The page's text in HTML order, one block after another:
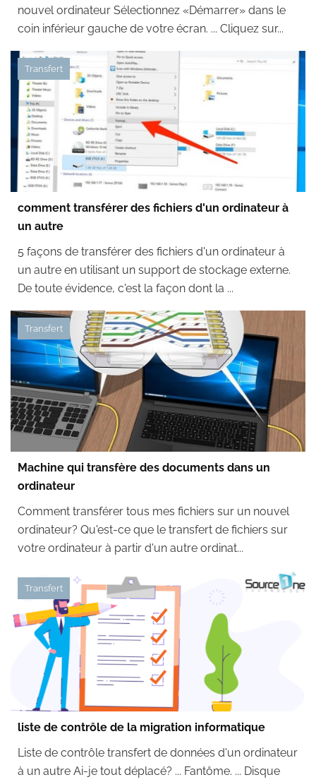
nouvel ordinateur Sélectionnez «Démarrer» dans le
coin inférieur gauche de votre écran. ... Cliquez sur...
Transfert
comment transférer des fichiers d'un ordinateur à
un autre
5 façons de transférer des fichiers d'un ordinateur à
un autre en utilisant un support de stockage externe.
De toute évidence, c'est la façon dont la ...
Transfert
Machine qui transfère des documents dans un
ordinateur
Comment transférer tous mes fichiers sur un nouvel
ordinateur? Qu'est-ce que le transfert de fichiers sur
votre ordinateur à partir d'un autre ordinat...
Transfert
liste de contrôle de la migration informatique
Liste de contrôle transfert de données d'un ordinateur
à un autre Ai-je tout déplacé? ... Fantôme. ... Disque